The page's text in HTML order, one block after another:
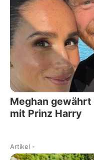
Meghan
mit Prinz Harry
Artikel -